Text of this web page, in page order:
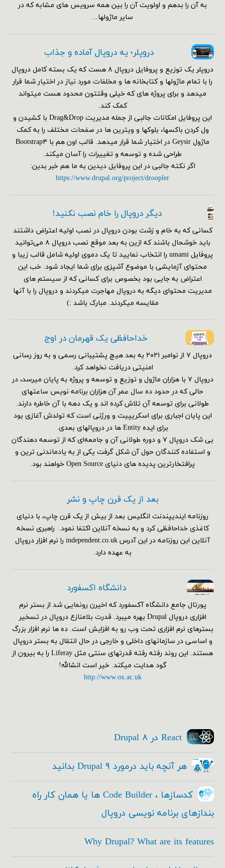
به آن را بدهم و اولویت آن را بین همه سرویس های مشابه که در
سایر ماژولها...
دروپلر؛ یه دروپال آماده و جذاب
دروپلر یک توزیع و پروفایل دروپال ۸ هست که یک بسته کامل دروپال
را با تمام ماژولها و کتابخانه ها و مخلفات مورد نیاز در اختیار شما قرار
میدهد و برای پروژه های که خیلی وقتتون محدود هست میتواند
کمک کند.
این پروفایل امکانات جالبی از جمله مدیریت Drag&Drop با کشیدن و
ول کردن باکسها، بلوکها و ویترین ها در صفحات مختلف را به کمک
ماژول Geysir در اختیار شما قرار میدهد. قالب اون هم با Bootstrap۴
طراحی شده و توسعه و تغییرات را آسان میکند.
اگر نکته جالبی در این پروفایل دیدین به ما هم خبر بدین:
https://www.drupal.org/project/droopler
دیگر دروپال را خام نصب نکنید!
کسانی که به خام و زشت بودن دروپال در نصب اولیه اعتراض داشتند
باید خوشحال باشند که ازین به بعد موقع نصب دروپال ۸ می‌توانید
پروفایل umami را انتخاب نمایید تا یک دموی اولیه شامل قالب زیبا و
محتوای آزمایشی با موضوع آشپزی برای شما ایجاد شود. خب این
اعتراض به جایی بود بخصوص برای کسانی که از سیستم های
مدیریت محتوای دیگه به دروپال مهاجرت میکردند و دروپال را با آنها
مقایسه میکردند. مبارک باشد :)
خداحافظی یک قهرمان در اوج
دروپال ۷ از نوامبر ۲۰۲۱ به بعد هیچ پشتیبانی رسمی و به روز رسانی
امنیتی دریافت نخواهد کرد.
دروپال ۷ با هزاران ماژول و توزیع و توسعه و پروژه به پایان میرسد، در
حالی که در حدود ده سال عمر آن هزاران برنامه نویس ساعتهای
طولانی برای توسعه آن تلاش کرده اند و یک دهه با آن خاطره دارند.
این پایان اجباری برای اسکریپیت و ورژنی است که تولدش آغازی بود
برای ایده Entity ها در دروپالهای بعدی.
بی شک دروپال ۷ و دوره طولانی آن و جامعه‌ای که از توسعه دهندگان
و استفاده کنندگان حول آن شکل گرفت یکی از به یادماندنی ترین و
پرافتخارترین پدیده های دنیای Open Source خواهند بود.
بعد از یک قرن چاپ و نشر
روزنامه ایندیپندنت انگلیس بعد از بیش از یک قرن چاپ، با دنیای
کاغذی خداحافظی کرد و به نسخه آنلاین اکتفا نمود. راهبری نسخه
آنلاین این روزنامه در این آدرس independent.co.uk را نرم افزار دروپال
به عهده دارد.
دانشگاه اکسفورد
پورتال جامع دانشگاه آکسفورد که اخیرن رونمایی شد از بستر نرم
افزاری دروپال Drupal بهره میبرد. قدرت بلامنازع دروپال در تسخیر
بسترهای نرم افزاری تحت وب رو به افزایش است. ده ها نرم افزار بزرگ
و اساسی در سازمانهای داخلی و خارجی در حال انتقال به بستر دروپال
هستند. این روند رفته رفته قدرتهای سنتی مثل Liferay را به بیرون از
گود هدایت میکند. خیر است انشالله!
http://www.ox.ac.uk
React در Drupal ۸
هر آنچه باید درمورد Drupal ۹ بدانید
کدسازها ، Code Builder ها یا همان کار راه
بندازهای برنامه نویسی دروپال
Why Drupal? What are its features